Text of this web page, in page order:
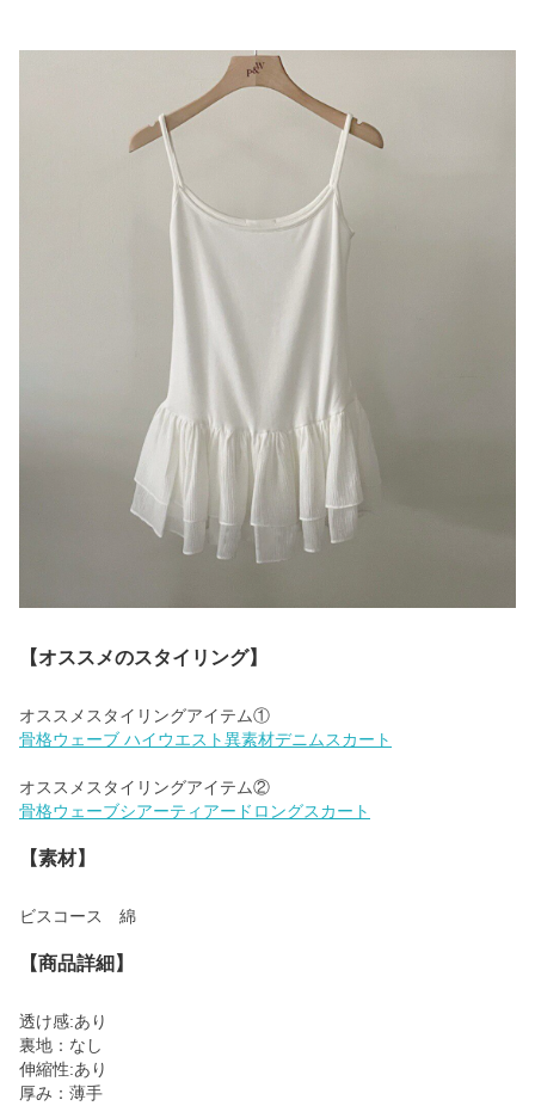
【オススメのスタイリング】
骨格ウェーブ ハイウエスト異素材デニムスカート
骨格ウェーブシアーティアードロングスカート
【素材】
ビスコース 綿
【商品詳細】
透け感:あり
裏地：なし
伸縮性:あり
厚み：薄手